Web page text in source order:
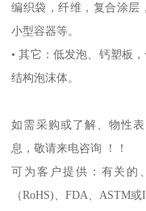
编织袋，纤维，复合涂层
小型容器等。
•其它：低发泡、钙塑板
结构泡沫体。
如需采购或了解、物性
息，敬请来电咨询 ！！
可为客户提供：有关的
（RoHS) 、FDA ASTM或